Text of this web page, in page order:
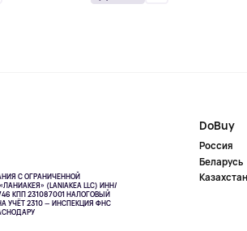
С ОГРАНИЧЕННОЙ
(LANIAKEA LLC) ИНН/
КПП 231087001НАЛОГОВЫЙ
УЧЁТ 2310 — ИНСПЕКЦИЯ ФНС
DoBuy
Россия
Беларусь
Казахстан